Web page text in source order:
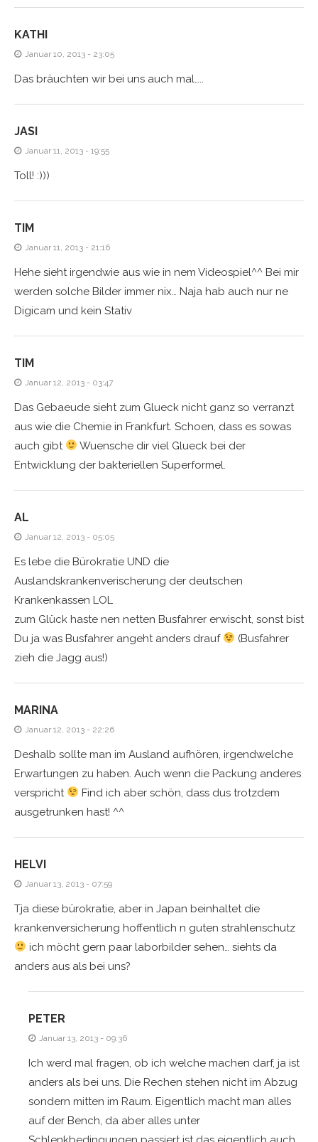
KATHI
Januar 10, 2013 - 23:05
Das bräuchten wir bei uns auch mal…..
JASI
Januar 11, 2013 - 19:55
Toll! :)))
TIM
Januar 11, 2013 - 21:16
Hehe sieht irgendwie aus wie in nem Videospiel^^ Bei mir
werden solche Bilder immer nix… Naja hab auch nur ne
Digicam und kein Stativ
TIM
Januar 12, 2013 - 03:47
Das Gebaeude sieht zum Glueck nicht ganz so verranzt
aus wie die Chemie in Frankfurt. Schoen, dass es sowas
auch gibt
Wuensche dir viel Glueck bei der
Entwicklung der bakteriellen Superformel.
AL
Januar 12, 2013 - 05:05
Es lebe die Bürokratie UND die
Auslandskrankenverischerung der deutschen
Krankenkassen LOL
zum Glück haste nen netten Busfahrer erwischt, sonst bist
Du ja was Busfahrer angeht anders drauf
(Busfahrer
zieh die Jagg aus!)
MARINA
Januar 12, 2013 - 22:26
Deshalb sollte man im Ausland aufhören, irgendwelche
Erwartungen zu haben. Auch wenn die Packung anderes
verspricht
Find ich aber schön, dass dus trotzdem
ausgetrunken hast! ^^
HELVI
Januar 13, 2013 - 07:59
Tja diese bürokratie, aber in Japan beinhaltet die
krankenversicherung hoffentlich n guten strahlenschutz
ich möcht gern paar laborbilder sehen… siehts da
anders aus als bei uns?
PETER
Januar 13, 2013 - 09:36
Ich werd mal fragen, ob ich welche machen darf, ja ist
anders als bei uns. Die Rechen stehen nicht im Abzug
sondern mitten im Raum. Eigentlich macht man alles
auf der Bench, da aber alles unter